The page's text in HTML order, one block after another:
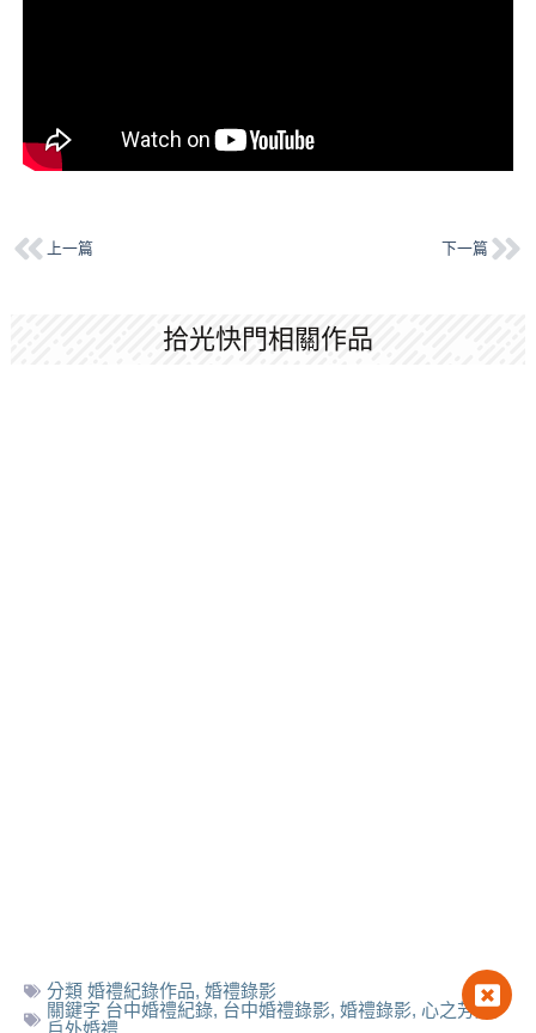
上一篇 下一篇
拾光快門相關作品
分類 婚禮紀錄作品, 婚禮錄影
關鍵字 台中婚禮紀錄, 台中婚禮錄影, 婚禮錄影, 心之芳庭,
戶外婚禮